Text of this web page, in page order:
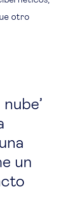
otro
un